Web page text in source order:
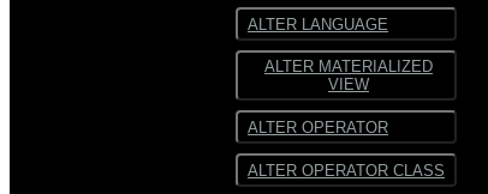
ALTER LANGUAGE
ALTER MATERIALIZED
VIEW
ALTER OPERATOR
ALTER OPERATOR CLASS